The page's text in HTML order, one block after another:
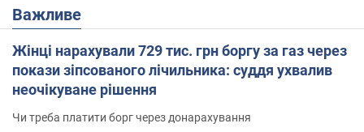
Важливе
Жінці нарахували 729 тис. грн боргу за газ через
покази зіпсованого лічильника: суддя ухвалив
неочікуване рішення
Чи треба платити борг через донарахування